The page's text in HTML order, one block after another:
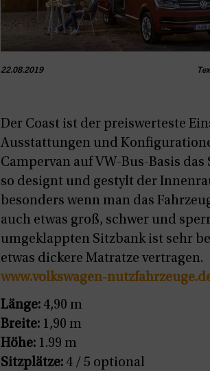
22.08.2019
Der Coast ist der preiswerteste
Ausstattungen und
Campervan auf VW-Bus-Basis
so designt und gestylt der
besonders wenn man das
auch etwas groß, schwer und
umgeklappten Sitzbank ist sehr
etwas dickere Matratze vertragen.
www.volkswagen-
Länge: 4,90 m
Breite: 1,90 m
Höhe: 1.99 m
Sitzplätze: 4 / 5 optional